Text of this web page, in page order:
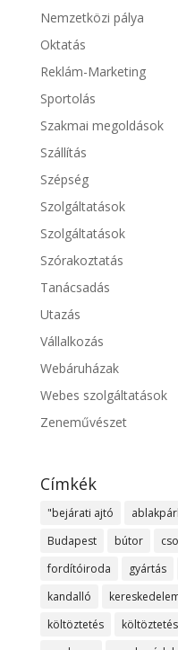
Nemzetközi pálya
Oktatás
Reklám-Marketing
Sportolás
Szakmai megoldások
Szállítás
Szépség
Szolgáltatások
Szolgáltatások
Szórakoztatás
Tanácsadás
Utazás
Vállalkozás
Webáruházak
Webes szolgáltatások
Zeneművészet
Címkék
"bejárati ajtó
Budapest
bútor
fordítóiroda
gyártás
kandalló
költöztetés